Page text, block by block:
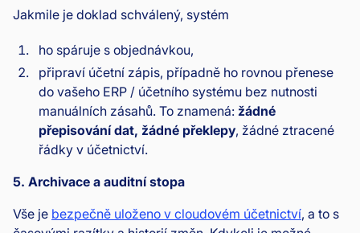
Jakmile je doklad schválený, systém
ho spáruje s objednávkou,
připraví účetní zápis, případně ho rovnou přenese
do vašeho ERP / účetního systému bez nutnosti
manuálních zásahů. To znamená: žádné
přepisování dat, žádné překlepy, žádné ztracené
řádky v účetnictví.
5. Archivace a auditní stopa
Vše je bezpečně uloženo v cloudovém účetnictví, a to s